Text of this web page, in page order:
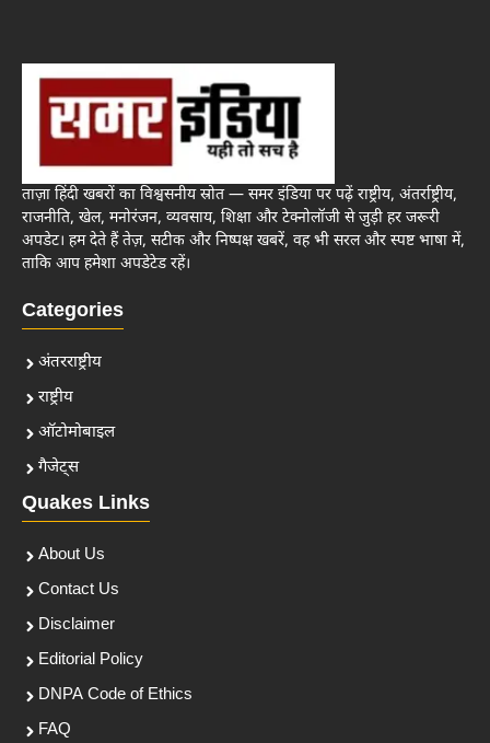
ताज़ा हिंदी खबरों का विश्वसनीय स्रोत — समर इंडिया पर पढ़ें राष्ट्रीय, अंतर्राष्ट्रीय,
राजनीति, खेल, मनोरंजन, व्यवसाय, शिक्षा और टेक्नोलॉजी से जुड़ी हर जरूरी
अपडेट। हम देते हैं तेज़, सटीक और निष्पक्ष खबरें, वह भी सरल और स्पष्ट भाषा में,
ताकि आप हमेशा अपडेटेड रहें।
Categories
अंतरराष्ट्रीय
राष्ट्रीय
ऑटोमोबाइल
गैजेट्स
Quakes Links
About Us
Contact Us
Disclaimer
Editorial Policy
DNPA Code of Ethics
FAQ